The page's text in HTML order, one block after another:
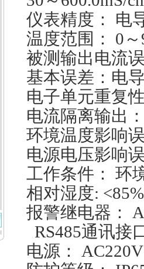
仪表精度： 电
温度范围： 0
被测输出电流
基本误差：电
电子单元重复
电流隔离输出
环境温度影响
电源电压影响
工作条件： 环
相对湿度:
报警继电器：
RS485通讯接
电源：